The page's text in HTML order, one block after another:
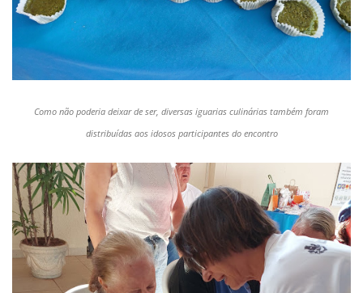
Como não poderia deixar de ser, diversas iguarias culinárias também foram
distribuídas aos idosos participantes do encontro